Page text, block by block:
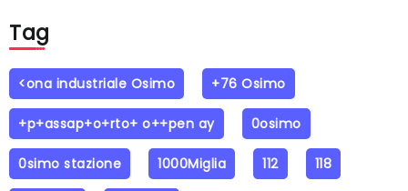
Tag
<ona industriale Osimo +76 Osimo
+p+assap+o+rto+ o++pen ay 0osimo
0simo stazione 1000Miglia 112 118